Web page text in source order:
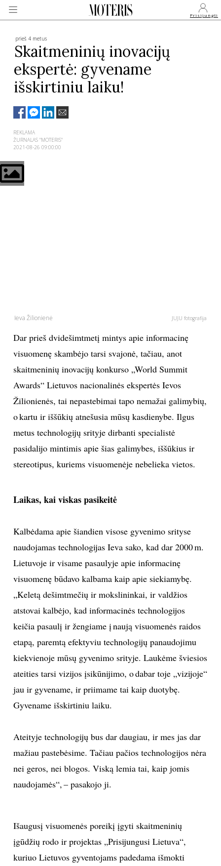
Prisijungti
VEIDAI
SVEIKATA
POLITIKA
KULTŪRA
LAISVALAIKIS
KINAS
MUZIKA
TEATRAS
MENAS
ĮDOMYBĖS
ISTORIJA
KNYGOS
NAMAI
VIRTUVĖ
RECEPTAI
VAIKAI
KONTAKTAI
prieš 4 metus
Skaitmeninių inovacijų
ekspertė: gyvename
išskirtiniu laiku!
REKLAMA
ŽURNALAS "MOTERIS"
2021-08-26 09:00:00
Ieva Žilionienė JUJU fotografija
Dar prieš dvidešimtmetį mintys apie informacinę
visuomenę skambėjo tarsi svajonė, tačiau, anot
skaitmeninių inovacijų konkurso „World Summit
Awards“ Lietuvos nacionalinės ekspertės Ievos
Žilionienės, tai nepastebimai tapo nemažai galimybių,
o kartu ir iššūkių atnešusia mūsų kasdienybe. Ilgus
metus technologijų srityje dirbanti specialistė
pasidalijo mintimis apie šias galimybes, iššūkius ir
stereotipus, kuriems visuomenėje nebelieka vietos.
Laikas, kai viskas pasikeitė
Kalbėdama apie šiandien visose gyvenimo srityse
naudojamas technologijas Ieva sako, kad dar 2000 m.
Lietuvoje ir visame pasaulyje apie informacinę
visuomenę būdavo kalbama kaip apie siekiamybę.
„Keletą dešimtmečių ir mokslininkai, ir valdžios
atstovai kalbėjo, kad informacinės technologijos
keičia pasaulį ir žengiame į naują visuomenės raidos
etapą, paremtą efektyviu technologijų panaudojimu
kiekvienoje mūsų gyvenimo srityje. Laukėme šviesios
ateities tarsi vizijos įsikūnijimo, o dabar toje „vizijoje“
jau ir gyvename, ir priimame tai kaip duotybę.
Gyvename išskirtiniu laiku.
Ateityje technologijų bus dar daugiau, ir mes jas dar
mažiau pastebėsime. Tačiau pačios technologijos nėra
nei geros, nei blogos. Viską lemia tai, kaip jomis
naudojamės“, – pasakojo ji.
Išaugusį visuomenės poreikį įgyti skaitmeninių
įgūdžių rodo ir projektas „Prisijungusi Lietuva“,
kuriuo Lietuvos gyventojams padedama išmokti